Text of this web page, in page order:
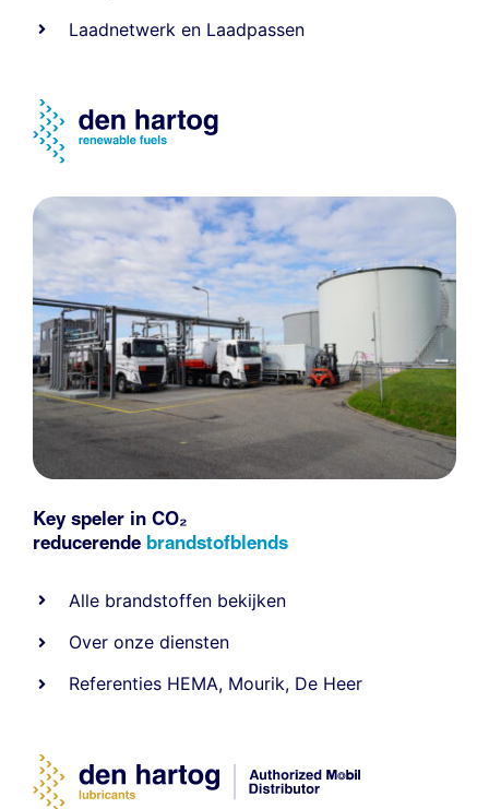
Laadnetwerk en Laadpassen
Key speler in CO₂
reducerende brandstofblends
Alle brandstoffen bekijken
Over onze diensten
Referenties HEMA, Mourik, De Heer